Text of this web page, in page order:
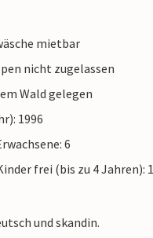
mietbar
nicht zugelassen
Wald gelegen
1996
6
frei (bis zu 4 Jahren): 1
und skandin.